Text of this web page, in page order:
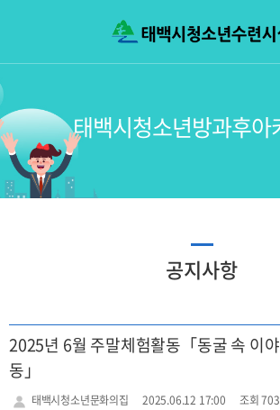
태백시청소년방과후아
공지사항
2025년 6월 주말체험활동「동굴 속 이
동」
태백시청소년문화의집 2025.06.12 17:00 조회 703